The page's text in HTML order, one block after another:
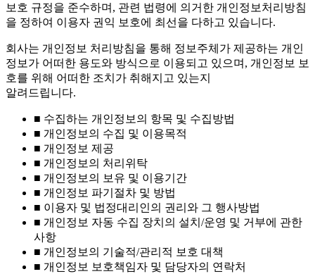
보호 규정을 준수하며, 관련 법령에 의거한 개인정보처리방침
을 정하여 이용자 권익 보호에 최선을 다하고 있습니다.
회사는 개인정보 처리방침을 통해 정보주체가 제공하는 개인
정보가 어떠한 용도와 방식으로 이용되고 있으며, 개인정보 보
호를 위해 어떠한 조치가 취해지고 있는지
알려드립니다.
■ 수집하는 개인정보의 항목 및 수집방법
■ 개인정보의 수집 및 이용목적
■ 개인정보 제공
■ 개인정보의 처리위탁
■ 개인정보의 보유 및 이용기간
■ 개인정보 파기절차 및 방법
■ 이용자 및 법정대리인의 권리와 그 행사방법
■ 개인정보 자동 수집 장치의 설치/운영 및 거부에 관한
사항
■ 개인정보의 기술적/관리적 보호 대책
■ 개인정보 보호책임자 및 담당자의 연락처